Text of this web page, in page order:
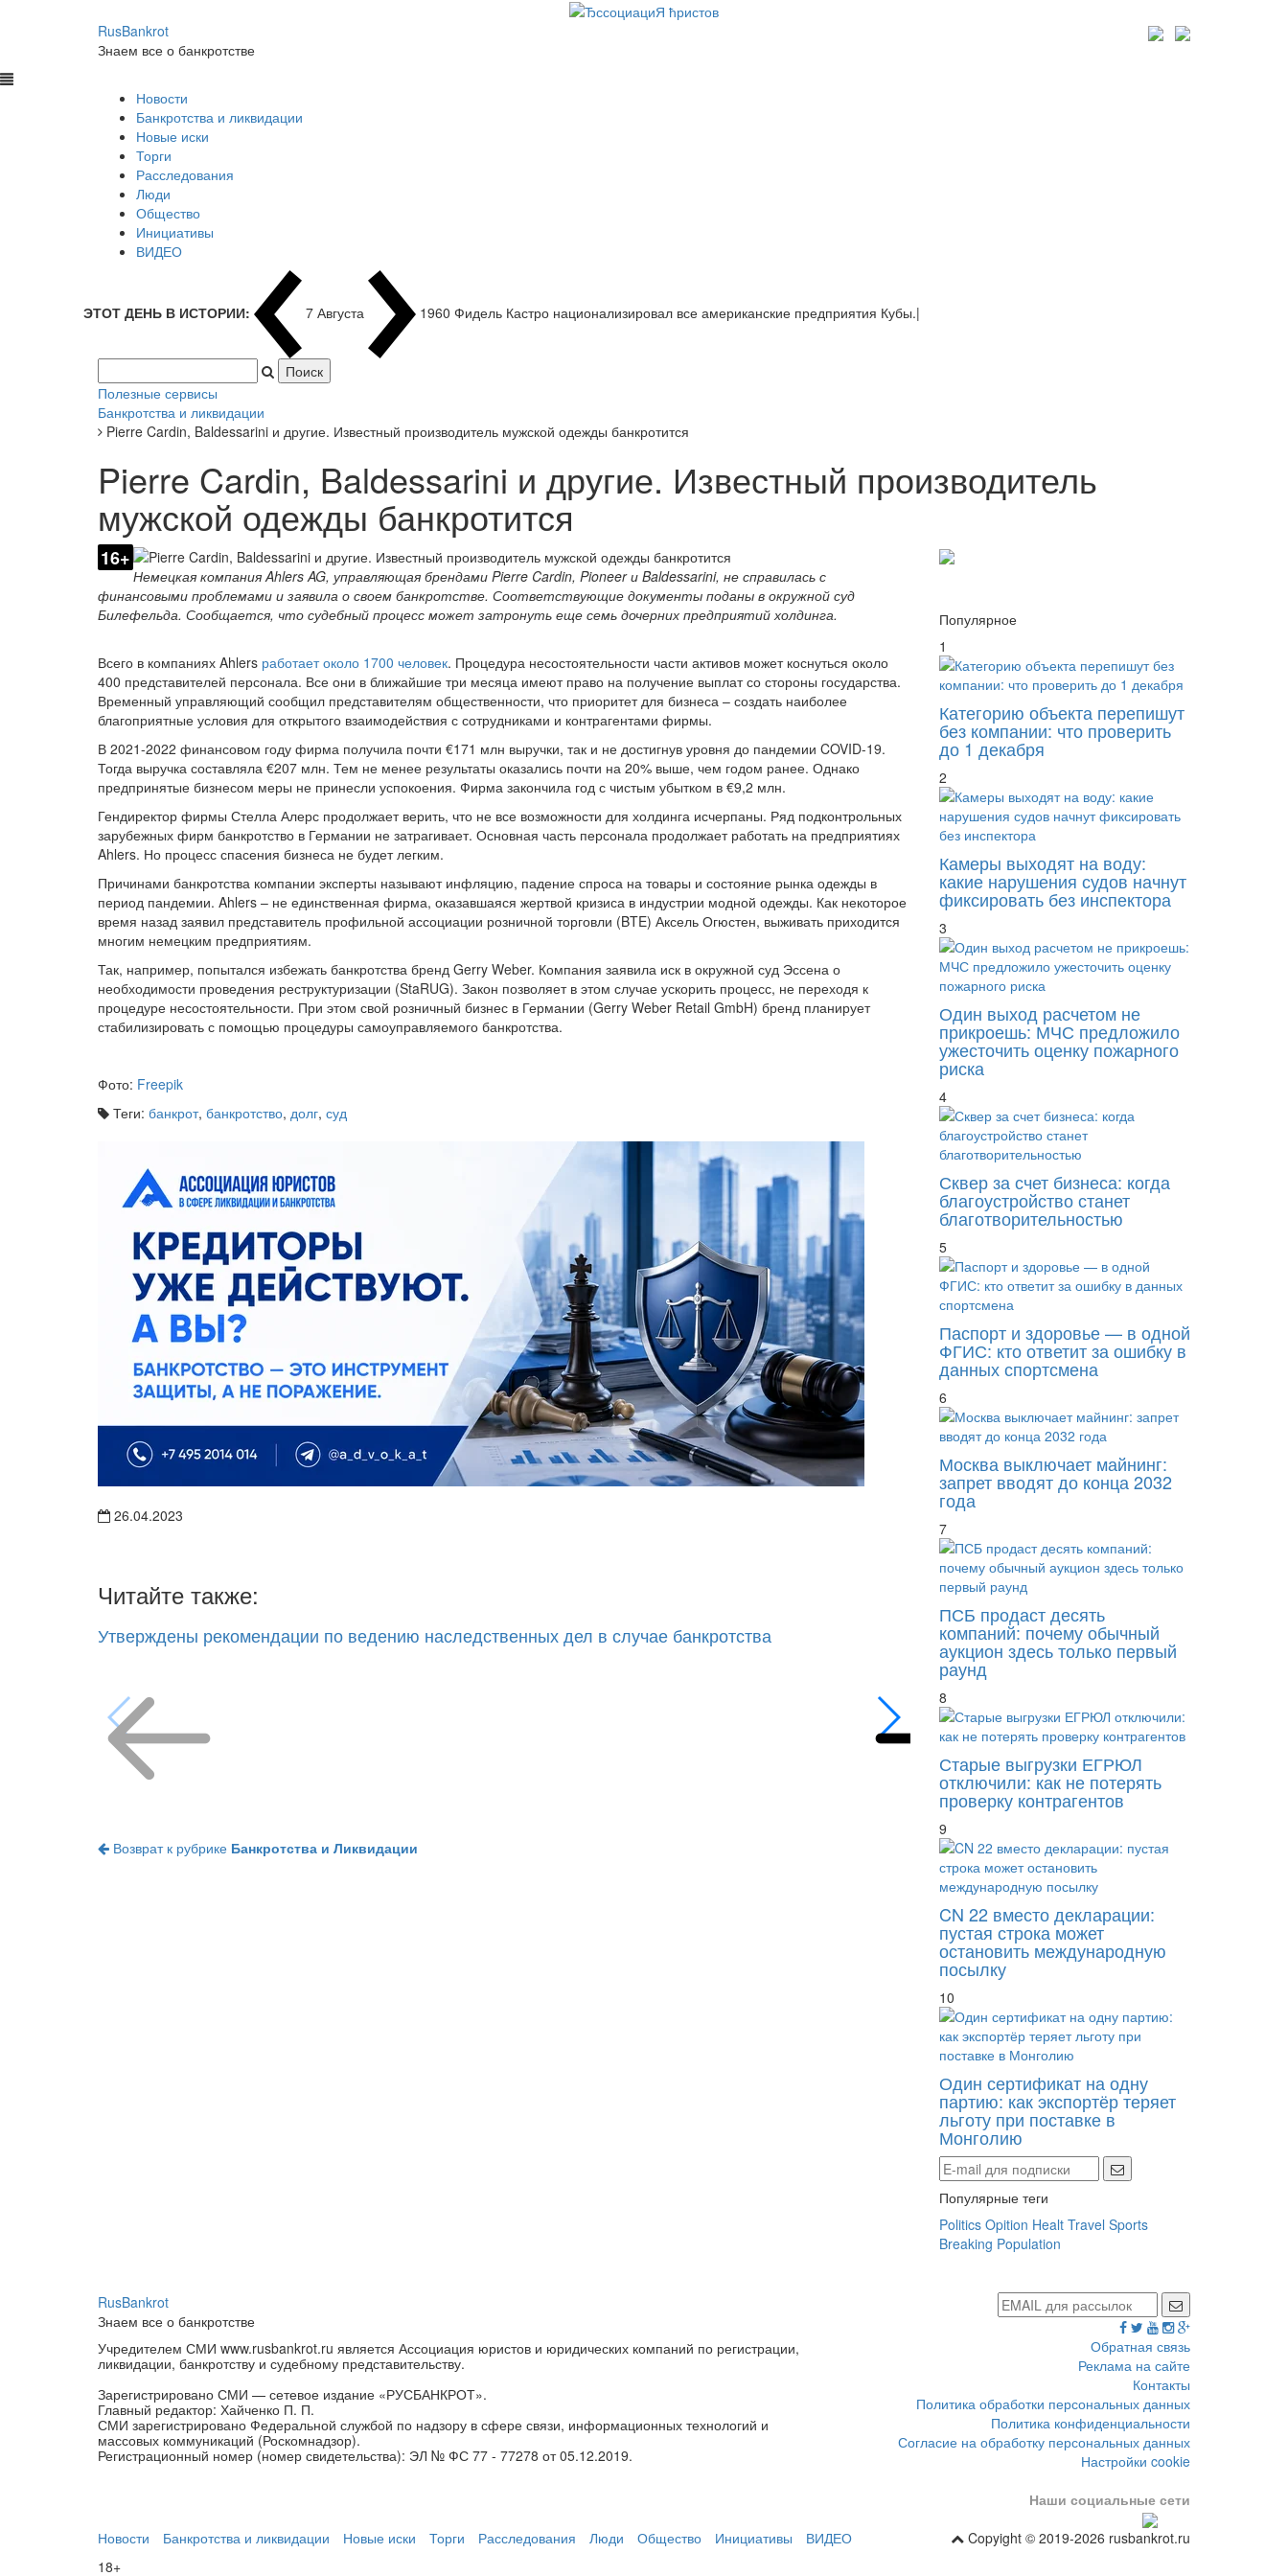
RusBankrot
Знаем все о банкротстве
Новости
Банкротства и ликвидации
Новые иски
Торги
Расследования
Люди
Общество
Инициативы
ВИДЕО
ЭТОТ ДЕНЬ В ИСТОРИИ: 7 Августа 1960 Фидель Кастро национализировал все американские предприятия Кубы.|
Полезные сервисы
Банкротства и ликвидации
Pierre Cardin, Baldessarini и другие. Известный производитель мужской одежды банкротится
Pierre Cardin, Baldessarini и другие. Известный производитель
мужской одежды банкротится
16+
Немецкая компания Ahlers AG, управляющая брендами Pierre Cardin, Pioneer и Baldessarini, не справилась с
финансовыми проблемами и заявила о своем банкротстве. Соответствующие документы поданы в окружной суд
Билефельда. Сообщается, что судебный процесс может затронуть еще семь дочерних предприятий холдинга.
Всего в компаниях Ahlers работает около 1700 человек. Процедура несостоятельности части активов может коснуться около
400 представителей персонала. Все они в ближайшие три месяца имеют право на получение выплат со стороны государства.
Временный управляющий сообщил представителям общественности, что приоритет для бизнеса – создать наиболее
благоприятные условия для открытого взаимодействия с сотрудниками и контрагентами фирмы.
В 2021-2022 финансовом году фирма получила почти €171 млн выручки, так и не достигнув уровня до пандемии COVID-19.
Тогда выручка составляла €207 млн. Тем не менее результаты оказались почти на 20% выше, чем годом ранее. Однако
предпринятые бизнесом меры не принесли успокоения. Фирма закончила год с чистым убытком в €9,2 млн.
Гендиректор фирмы Стелла Алерс продолжает верить, что не все возможности для холдинга исчерпаны. Ряд подконтрольных
зарубежных фирм банкротство в Германии не затрагивает. Основная часть персонала продолжает работать на предприятиях
Ahlers. Но процесс спасения бизнеса не будет легким.
Причинами банкротства компании эксперты называют инфляцию, падение спроса на товары и состояние рынка одежды в
период пандемии. Ahlers – не единственная фирма, оказавшаяся жертвой кризиса в индустрии модной одежды. Как некоторое
время назад заявил представитель профильной ассоциации розничной торговли (BTE) Аксель Огюстен, выживать приходится
многим немецким предприятиям.
Так, например, попытался избежать банкротства бренд Gerry Weber. Компания заявила иск в окружной суд Эссена о
необходимости проведения реструктуризации (StaRUG). Закон позволяет в этом случае ускорить процесс, не переходя к
процедуре несостоятельности. При этом свой розничный бизнес в Германии (Gerry Weber Retail GmbH) бренд планирует
стабилизировать с помощью процедуры самоуправляемого банкротства.
Фото: Freepik
Теги: банкрот, банкротство, долг, суд
26.04.2023
Читайте также:
Утверждены рекомендации по ведению наследственных дел в случае банкротства Оперслужбы Москвы перевели на режим
Возврат к рубрике Банкротства и Ликвидации
Популярное
1
Категорию объекта перепишут
без компании: что проверить
до 1 декабря
2
Камеры выходят на воду:
какие нарушения судов начнут
фиксировать без инспектора
3
Один выход расчетом не
прикроешь: МЧС предложило
ужесточить оценку пожарного
риска
4
Сквер за счет бизнеса: когда
благоустройство станет
благотворительностью
5
Паспорт и здоровье — в одной
ФГИС: кто ответит за ошибку в
данных спортсмена
6
Москва выключает майнинг:
запрет вводят до конца 2032
года
7
ПСБ продаст десять
компаний: почему обычный
аукцион здесь только первый
раунд
8
Старые выгрузки ЕГРЮЛ
отключили: как не потерять
проверку контрагентов
9
CN 22 вместо декларации:
пустая строка может
остановить международную
посылку
10
Один сертификат на одну
партию: как экспортёр теряет
льготу при поставке в
Монголию
Популярные теги
Politics Opition Healt Travel Sports
Breaking Population
RusBankrot
Знаем все о банкротстве
Учредителем СМИ www.rusbankrot.ru является Ассоциация юристов и юридических компаний по регистрации,
ликвидации, банкротству и судебному представительству.
Зарегистрировано СМИ — сетевое издание «РУСБАНКРОТ».
Главный редактор: Хайченко П. П.
СМИ зарегистрировано Федеральной службой по надзору в сфере связи, информационных технологий и
массовых коммуникаций (Роскомнадзор).
Регистрационный номер (номер свидетельства): ЭЛ № ФС 77 - 77278 от 05.12.2019.
Обратная связь
Реклама на сайте
Контакты
Политика обработки персональных данных
Политика конфиденциальности
Согласие на обработку персональных данных
Настройки cookie
Наши социальные сети
Новости Банкротства и ликвидации Новые иски Торги Расследования Люди Общество Инициативы ВИДЕО
Copyight © 2019-2026 rusbankrot.ru
18+